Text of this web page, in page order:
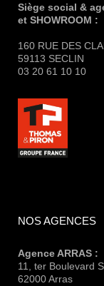
Siège social &
et SHOWROOM :
160 RUE DES
59113 SECLIN
03 20 61 10 10
NOS AGENCES
Agence ARRAS :
11, ter Boulevard
62000 Arras